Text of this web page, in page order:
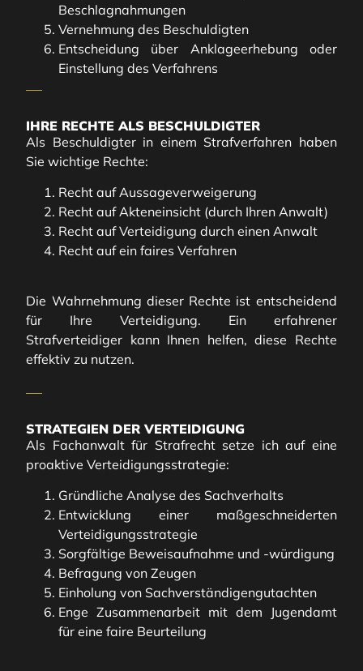
Beschlagnahmungen
Vernehmung des Beschuldigten
Entscheidung über Anklageerhebung oder
Einstellung des Verfahrens
IHRE RECHTE ALS BESCHULDIGTER
Als Beschuldigter in einem Strafverfahren haben
Sie wichtige Rechte:
Recht auf Aussageverweigerung
Recht auf Akteneinsicht (durch Ihren Anwalt)
Recht auf Verteidigung durch einen Anwalt
Recht auf ein faires Verfahren
Die Wahrnehmung dieser Rechte ist entscheidend
für Ihre Verteidigung. Ein erfahrener
Strafverteidiger kann Ihnen helfen, diese Rechte
effektiv zu nutzen.
STRATEGIEN DER VERTEIDIGUNG
Als Fachanwalt für Strafrecht setze ich auf eine
proaktive Verteidigungsstrategie:
Gründliche Analyse des Sachverhalts
Entwicklung einer maßgeschneiderten
Verteidigungsstrategie
Sorgfältige Beweisaufnahme und -würdigung
Befragung von Zeugen
Einholung von Sachverständigengutachten
Enge Zusammenarbeit mit dem Jugendamt
für eine faire Beurteilung